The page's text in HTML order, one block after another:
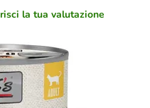
la tua valutazione